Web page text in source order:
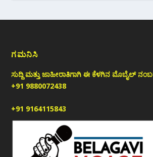
ಗಮನಿಸಿ
ಸುದ್ದಿ ಮತ್ತು ಜಾಹೀರಾತಿಗಾಗಿ ಈ ಕೆಳಗಿನ ಮೊಬೈಲ್
+91 9880072438
+91 9164115843